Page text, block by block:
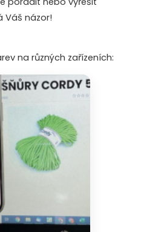
Váš názor!
na různých zařízeních: